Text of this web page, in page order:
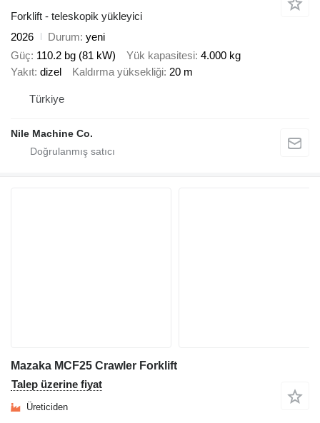
Forklift - teleskopik yükleyici
2026
Durum yeni
Güç 110.2 bg (81 kW) Yük kapasitesi 4.000 kg
Yakıt dizel Kaldırma yüksekliği 20 m
Türkiye
Nile Machine Co.
Mazaka MCF25 Crawler Forklift
Talep üzerine fiyat
Üreticiden